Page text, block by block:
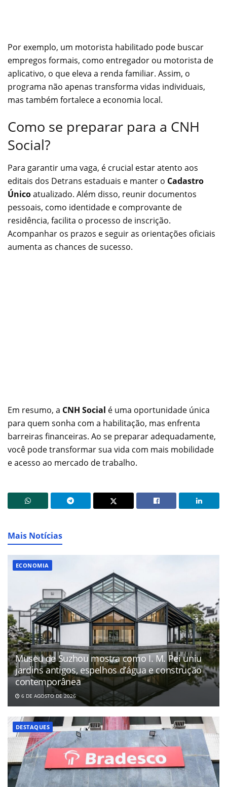
Por exemplo, um motorista habilitado pode buscar
empregos formais, como entregador ou motorista de
aplicativo, o que eleva a renda familiar. Assim, o
programa não apenas transforma vidas individuais,
mas também fortalece a economia local.
Como se preparar para a CNH
Social?
Para garantir uma vaga, é crucial estar atento aos
editais dos Detrans estaduais e manter o Cadastro
Únicoatualizado. Além disso, reunir documentos
pessoais, como identidade e comprovante de
residência, facilita o processo de inscrição.
Acompanhar os prazos e seguir as orientações oficiais
aumenta as chances de sucesso.
Em resumo, a CNH Social é uma oportunidade única
para quem sonha com a habilitação, mas enfrenta
barreiras financeiras. Ao se preparar adequadamente,
você pode transformar sua vida com mais mobilidade
e acesso ao mercado de trabalho.
Mais Notícias
ECONOMIA
Museu de Suzhou mostra como I. M. Pei uniu
jardins antigos, espelhos d’água e construção
contemporânea
6 DE AGOSTO DE 2026
DESTAQUES